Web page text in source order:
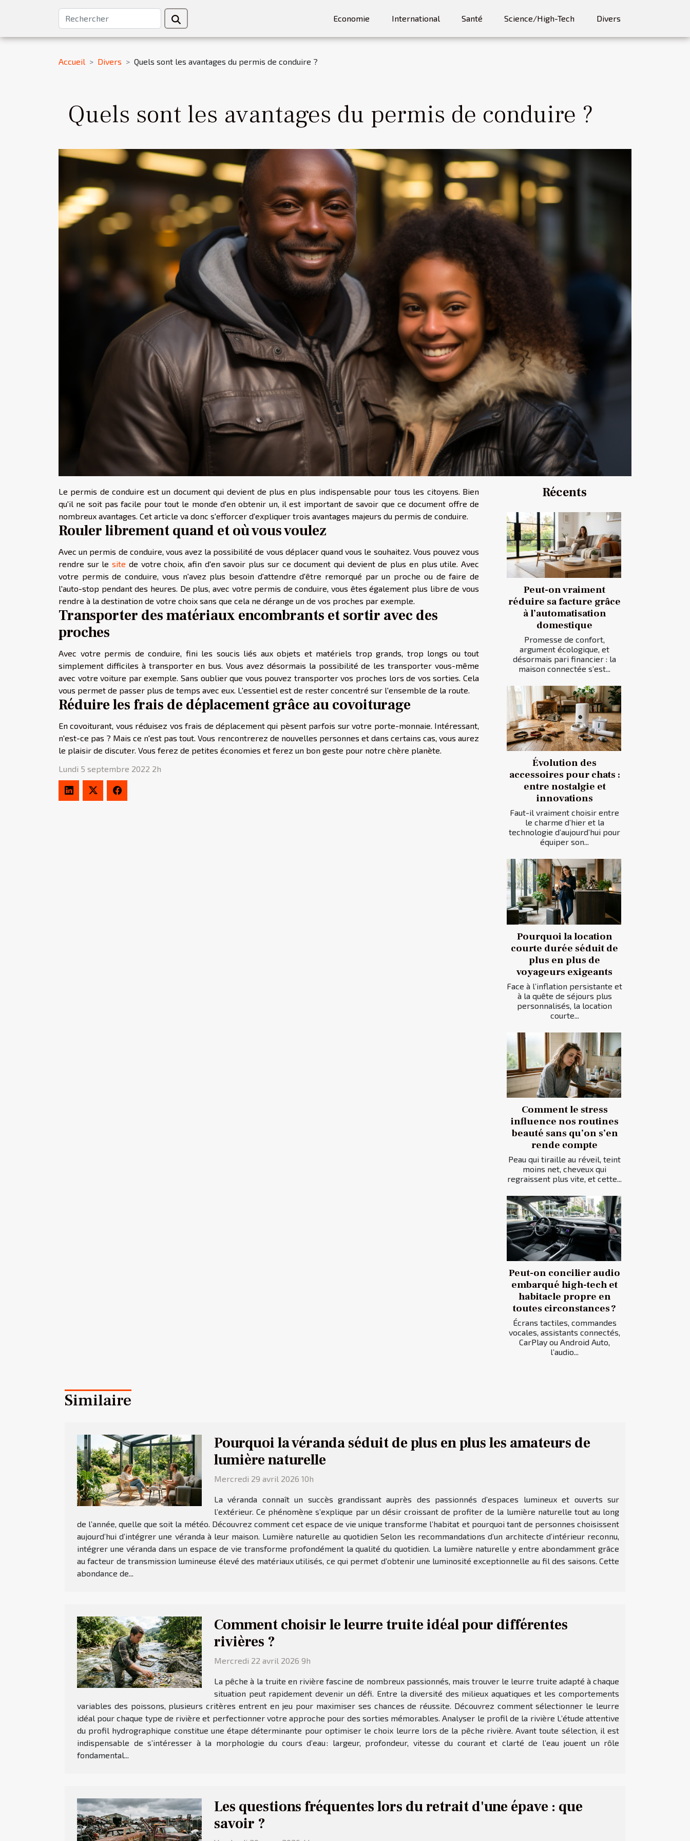
Economie International Santé Science/High-Tech Divers
Accueil Divers Quels sont les avantages du permis de conduire ?
Quels sont les avantages du permis de conduire ?
Le permis de conduire est un document qui devient de plus en plus indispensable pour tous les citoyens. Bien
qu'il ne soit pas facile pour tout le monde d'en obtenir un, il est important de savoir que ce document offre de
nombreux avantages. Cet article va donc s'efforcer d'expliquer trois avantages majeurs du permis de conduire.
Rouler librement quand et où vous voulez
Avec un permis de conduire, vous avez la possibilité de vous déplacer quand vous le souhaitez. Vous pouvez vous
rendre sur lesite de votre choix, afin d'en savoir plus sur ce document qui devient de plus en plus utile. Avec
votre permis de conduire, vous n'avez plus besoin d'attendre d'être remorqué par un proche ou de faire de
l'auto-stop pendant des heures. De plus, avec votre permis de conduire, vous êtes également plus libre de vous
rendre à la destination de votre choix sans que cela ne dérange un de vos proches par exemple.
Transporter des matériaux encombrants et sortir avec des
proches
Avec votre permis de conduire, fini les soucis liés aux objets et matériels trop grands, trop longs ou tout
simplement difficiles à transporter en bus. Vous avez désormais la possibilité de les transporter vous-même
avec votre voiture par exemple. Sans oublier que vous pouvez transporter vos proches lors de vos sorties. Cela
vous permet de passer plus de temps avec eux. L'essentiel est de rester concentré sur l'ensemble de la route.
Réduire les frais de déplacement grâce au covoiturage
En covoiturant, vous réduisez vos frais de déplacement qui pèsent parfois sur votre porte-monnaie. Intéressant,
n'est-ce pas ? Mais ce n'est pas tout. Vous rencontrerez de nouvelles personnes et dans certains cas, vous aurez
le plaisir de discuter. Vous ferez de petites économies et ferez un bon geste pour notre chère planète.
Lundi 5 septembre 2022 2h
Récents
Peut-on vraiment
réduire sa facture grâce
à l’automatisation
domestique
Promesse de confort,
argument écologique, et
désormais pari financier : la
maison connectée s’est...
Évolution des
accessoires pour chats :
entre nostalgie et
innovations
Faut-il vraiment choisir entre
le charme d’hier et la
technologie d’aujourd’hui pour
équiper son...
Pourquoi la location
courte durée séduit de
plus en plus de
voyageurs exigeants
Face à l’inflation persistante et
à la quête de séjours plus
personnalisés, la location
courte...
Comment le stress
influence nos routines
beauté sans qu’on s’en
rende compte
Peau qui tiraille au réveil, teint
moins net, cheveux qui
regraissent plus vite, et cette...
Peut-on concilier audio
embarqué high-tech et
habitacle propre en
toutes circonstances ?
Écrans tactiles, commandes
vocales, assistants connectés,
CarPlay ou Android Auto,
l’audio...
Similaire
Pourquoi la véranda séduit de plus en plus les amateurs de
lumière naturelle
Mercredi 29 avril 2026 10h
La véranda connaît un succès grandissant auprès des passionnés d’espaces lumineux et ouverts sur
l’extérieur. Ce phénomène s’explique par un désir croissant de profiter de la lumière naturelle tout au long
de l’année, quelle que soit la météo. Découvrez comment cet espace de vie unique transforme l’habitat et pourquoi tant de personnes choisissent
aujourd’hui d’intégrer une véranda à leur maison. Lumière naturelle au quotidien Selon les recommandations d’un architecte d’intérieur reconnu,
intégrer une véranda dans un espace de vie transforme profondément la qualité du quotidien. La lumière naturelle y entre abondamment grâce
au facteur de transmission lumineuse élevé des matériaux utilisés, ce qui permet d’obtenir une luminosité exceptionnelle au fil des saisons. Cette
abondance de...
Comment choisir le leurre truite idéal pour différentes
rivières ?
Mercredi 22 avril 2026 9h
La pêche à la truite en rivière fascine de nombreux passionnés, mais trouver le leurre truite adapté à chaque
situation peut rapidement devenir un défi. Entre la diversité des milieux aquatiques et les comportements
variables des poissons, plusieurs critères entrent en jeu pour maximiser ses chances de réussite. Découvrez comment sélectionner le leurre
idéal pour chaque type de rivière et perfectionner votre approche pour des sorties mémorables. Analyser le profil de la rivière L’étude attentive
du profil hydrographique constitue une étape déterminante pour optimiser le choix leurre lors de la pêche rivière. Avant toute sélection, il est
indispensable de s’intéresser à la morphologie du cours d’eau : largeur, profondeur, vitesse du courant et clarté de l’eau jouent un rôle
fondamental...
Les questions fréquentes lors du retrait d'une épave : que
savoir ?